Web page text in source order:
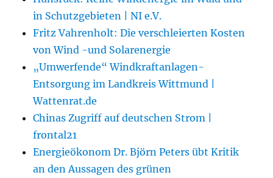
in Schutzgebieten | NI e.V.
Fritz Vahrenholt: Die verschleierten Kosten
von Wind -und Solarenergie
„Umwerfende“ Windkraftanlagen-
Entsorgung im Landkreis Wittmund |
Wattenrat.de
Chinas Zugriff auf deutschen Strom |
frontal21
Energieökonom Dr. Björn Peters übt Kritik
an den Aussagen des grünen